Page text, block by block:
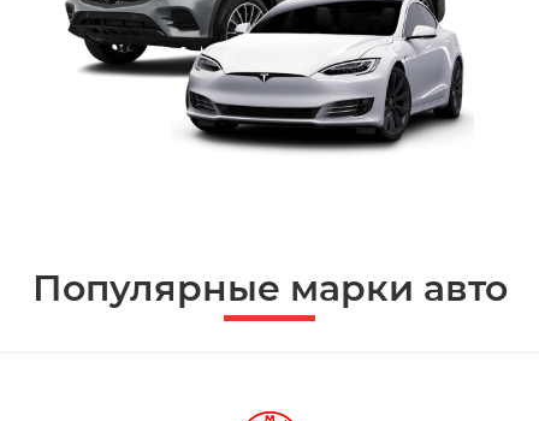
Популярные марки авто